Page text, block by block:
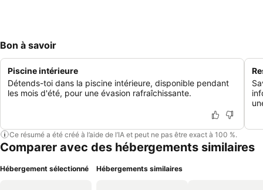
Bon à savoir
Piscine intérieure
Détends-toi dans la piscine intérieure, disponible pendant
les mois d'été, pour une évasion rafraîchissante.
Ce résumé a été créé à l’aide de l’IA et peut ne pas être exact à 100 %.
Comparer avec des hébergements similaires
Hébergement sélectionné Hébergements similaires